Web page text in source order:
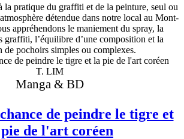
la pratique du graffiti et de la peinture, seul ou
détendue dans notre local au Mont-
appréhendons le maniement du spray, la
graffiti, l’équilibre d’une composition et la
de pochoirs simples ou complexes.
T. LIM
Manga & BD
de peindre le tigre et
de l'art coréen